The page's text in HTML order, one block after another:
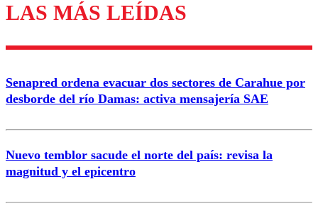
Los comentarios son moderados para garantizar un
diálogo respetuoso.
Correo
LAS MÁS LEÍDAS
Senapred ordena evacuar dos sectores de Carahue por
desborde del río Damas: activa mensajería SAE
Nuevo temblor sacude el norte del país: revisa la
magnitud y el epicentro